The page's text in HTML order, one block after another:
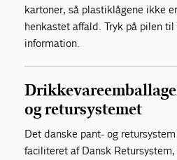
kartoner, så plastiklågene ikke
henkastet affald. Tryk på pilen til
information.
og retursystemet
Det danske pant- og
faciliteret af Dansk